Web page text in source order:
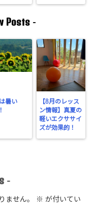
Posts -
暑い
【8月のレッス
ン情報】真夏の
軽いエクササイ
ズが効果的！
-
ません。 ※ が付いてい